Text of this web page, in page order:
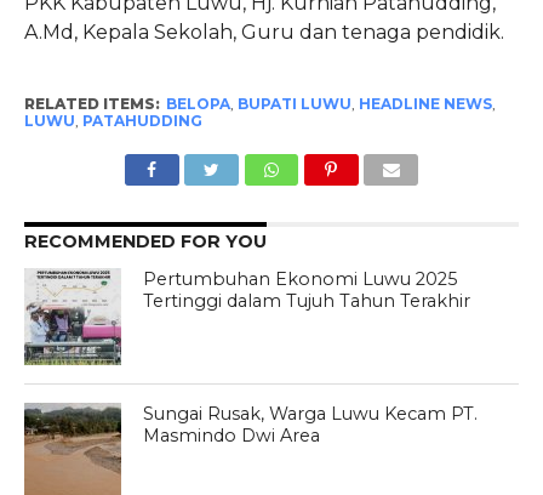
A.Md, Kepala Sekolah, Guru dan tenaga pendidik.
RELATED ITEMS: BELOPA, BUPATI LUWU HEADLINE NEWS,
LUWU PATAHUDDING
RECOMMENDED FOR YOU
Pertumbuhan Ekonomi Luwu 2025
Tertinggi dalam Tujuh Tahun Terakhir
Sungai Rusak, Warga Luwu Kecam PT.
Masmindo Dwi Area